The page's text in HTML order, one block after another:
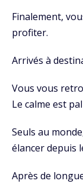
Finalement,
profiter.
Arrivés à
Vous vous
Le calme est
Seuls au
élancer depuis
Après de